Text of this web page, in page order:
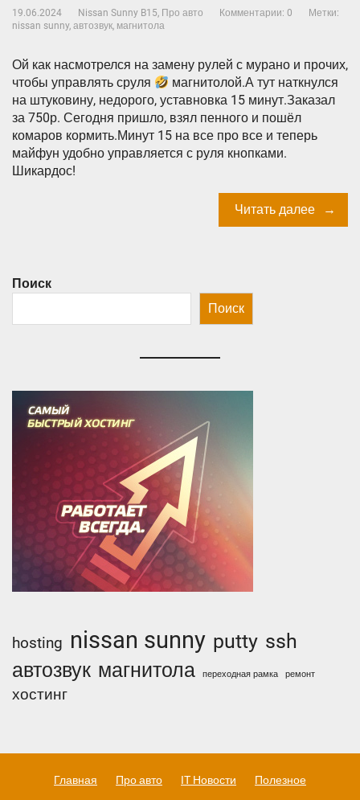
19.06.2024 Nissan Sunny B15, Про авто Комментарии: 0
Метки:
nissan sunny, автозвук, магнитола
Ой как насмотрелся на замену рулей с мурано и прочих,
чтобы управлять сруля
магнитолой.А тут наткнулся
на штуковину, недорого, уставновка 15 минут.Заказал
за 750р. Сегодня пришло, взял пенного и пошёл
комаров кормить.Минут 15 на все про все и теперь
майфун удобно управляется с руля кнопками.
Шикардос!
Читать далее
Поиск
Поиск
hosting nissan sunny putty ssh
автозвук магнитола переходная рамка ремонт
хостинг
Главная Про авто IT Новости Полезное